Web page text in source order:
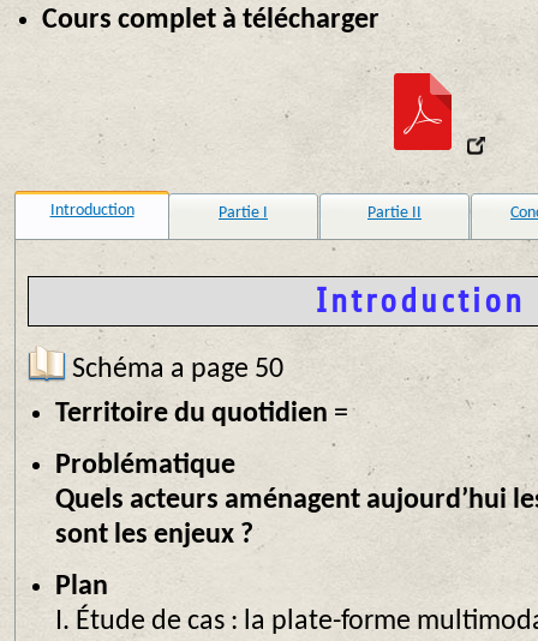
Cours complet à télécharger
Introduction Partie I Partie II
Introduction
Schéma a page 50
Territoire du quotidien =
Problématique
Quels acteurs aménagent aujourd’hui
sont les enjeux ?
Plan
I. Étude de cas : la plate-forme